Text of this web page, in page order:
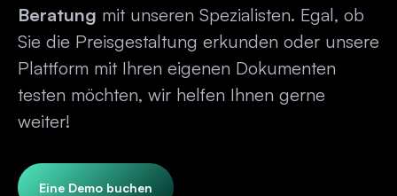
Beratung mit unseren Spezialisten. Egal, ob
Sie die Preisgestaltung erkunden oder unsere
Plattform mit Ihren eigenen Dokumenten
testen möchten, wir helfen Ihnen gerne
weiter!
Eine Demo buchen